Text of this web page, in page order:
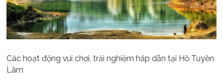
Các hoạt động vui chơi, trải nghiệm hấp dẫn tại Hồ Tuyền
Lâm